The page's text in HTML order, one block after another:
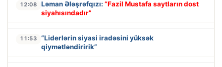
12:08 Ləman Ələşrəfqızı: “Fazil Mustafa saytların dost
siyahısındadır”
11:53
“Liderlərin siyasi iradəsini yüksək
qiymətləndiririk”